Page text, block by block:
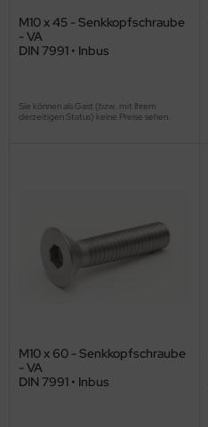
M10 x 45 - Senkkopfschraube
- VA
DIN 7991 • Inbus
Sie können als Gast (bzw. mit Ihrem
derzeitigen Status) keine Preise sehen.
M10 x 60 - Senkkopfschraube
- VA
DIN 7991 • Inbus